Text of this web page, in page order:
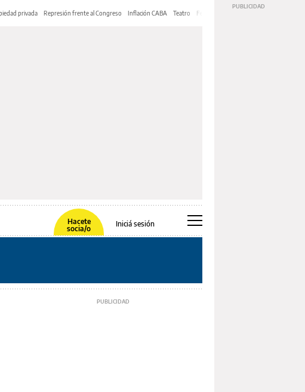
privada Represión frente al Congreso Inflación CABA Teatro Feria de Editores
Hacete
socia/o
Iniciá sesión